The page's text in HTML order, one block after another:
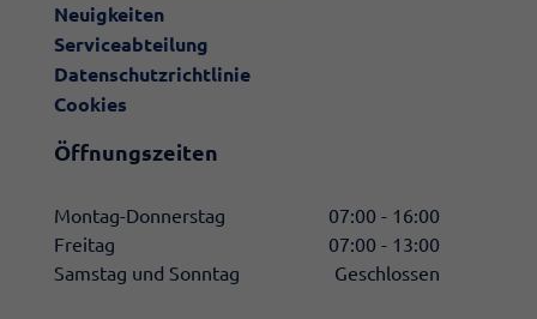
Neuigkeiten
Serviceabteilung
Datenschutzrichtlinie
Cookies
Öffnungszeiten
Montag-Donnerstag
07:00 - 16:00
Freitag
07:00 - 13:00
Samstag und Sonntag
Geschlossen